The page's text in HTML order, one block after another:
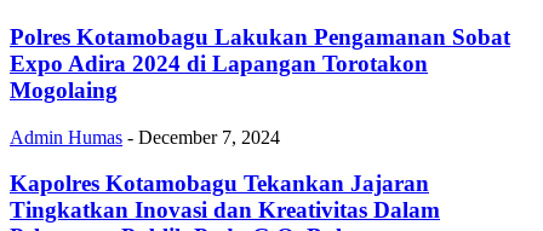
Polres Kotamobagu Lakukan Pengamanan Sobat
Expo Adira 2024 di Lapangan Torotakon
Mogolaing
Admin Humas - December 7, 2024
Kapolres Kotamobagu Tekankan Jajaran
Tingkatkan Inovasi dan Kreativitas Dalam